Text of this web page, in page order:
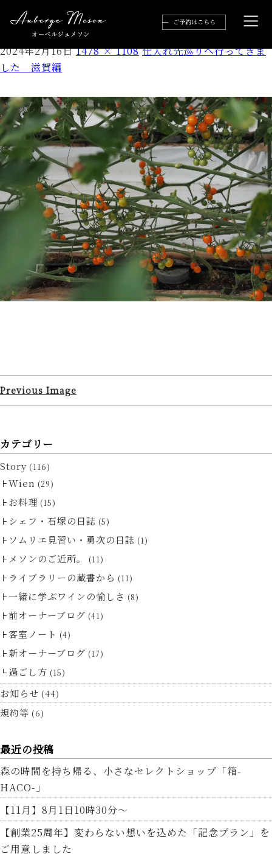
S__34865165
2024年2月16日 1478 × 1108 仕入れ先巡りへ行ってきま
した 滋賀編
Previous Image
カテゴリー
Story (116)
Wien (29)
お料理 (15)
シェフ・石塚の日誌 (5)
ソムリエ見習い・勇次の日誌 (1)
メソンのご近所。 (11)
ライブラリーの蔵書から (11)
一緒に学ぶワインの愉しさ (8)
前オーナーブログ (41)
客室ノート (4)
新オーナーブログ (17)
過ごし方 (15)
お知らせ (44)
規約等 (6)
最近の投稿
森の時間を持ち帰る、小さなセレクトショップ「箱-
HACO-」
【11月】8月1日10時30分～
【創業25周年】変わらない想いを込めた「記念プラン」を
ご用意しました